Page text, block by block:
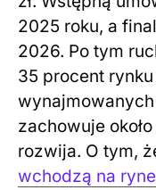
2025 roku, a
2026. Po tym
35 procent
wynajmowanych
zachowuje
rozwija. O tym,
wchodzą na